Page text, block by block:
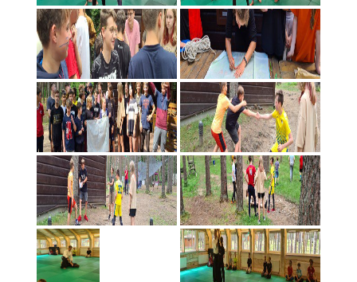
2020 metai